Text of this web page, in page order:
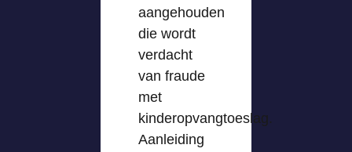
aangehouden
die wordt
verdacht
van fraude
met
kinderopvangtoeslag.
Aanleiding